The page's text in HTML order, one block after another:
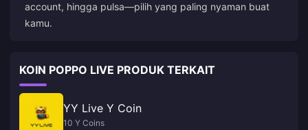
account, hingga pulsa—pilih yang paling nyaman buat
kamu.
KOIN POPPO LIVE PRODUK TERKAIT
YY Live Y Coin
10 Y Coins